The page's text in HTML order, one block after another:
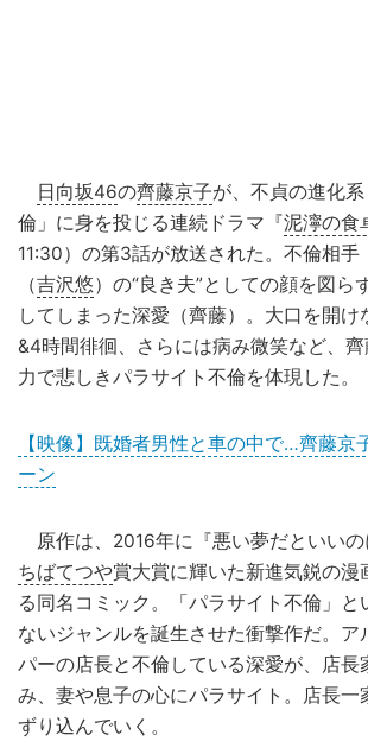
日向坂46の齊藤京子が、不貞の進化
倫」に身を投じる連続ドラマ『泥濘の食
11:30）の第3話が放送された。不倫相手
（吉沢悠）の“良き夫”としての顔を図ら
してしまった深愛（齊藤）。大口を開け
&4時間徘徊、さらには病み微笑など、
力で悲しきパラサイト不倫を体現した。
【映像】既婚者男性と車の中で…齊藤京
ーン
原作は、2016年に『悪い夢だといいの
ちばてつや賞大賞に輝いた新進気鋭の漫
る同名コミック。「パラサイト不倫」と
ないジャンルを誕生させた衝撃作だ。ア
パーの店長と不倫している深愛が、店長
み、妻や息子の心にパラサイト。店長一
ずり込んでいく。